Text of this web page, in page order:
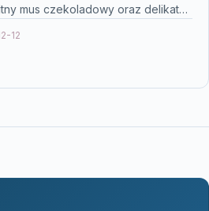
mus czekoladowy oraz delikatną
12